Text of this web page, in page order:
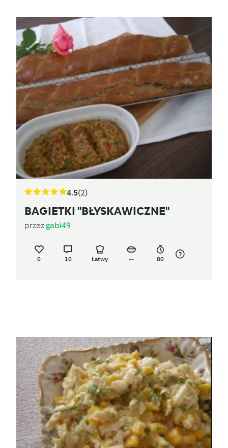
4.5(2)
BAGIETKI "BŁYSKAWICZNE"
przezgabi49
0 10 Łatwy -- 80